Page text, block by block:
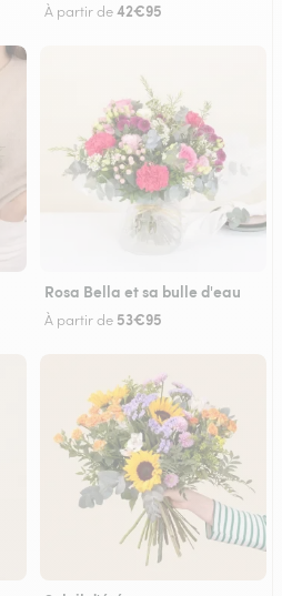
À partir de42€95
Rosa Bella et sa bulle d'eau
À partir de 53€95